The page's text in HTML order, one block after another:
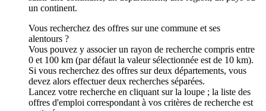
un continent.
Vous recherchez des offres sur une commune et ses
alentours ?
Vous pouvez y associer un rayon de recherche compris entre
0 et 100 km (par défaut la valeur sélectionnée est de 10 km).
Si vous recherchez des offres sur deux départements, vous
devez alors effectuer deux recherches séparées.
Lancez votre recherche en cliquant sur la loupe ; la liste des
offres d'emploi correspondant à vos critères de recherche est